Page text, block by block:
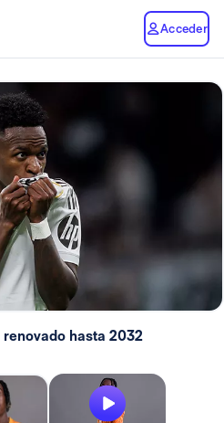
Acceder
hasta 2032